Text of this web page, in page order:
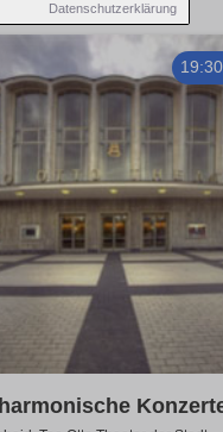
Datenschutzerklärung